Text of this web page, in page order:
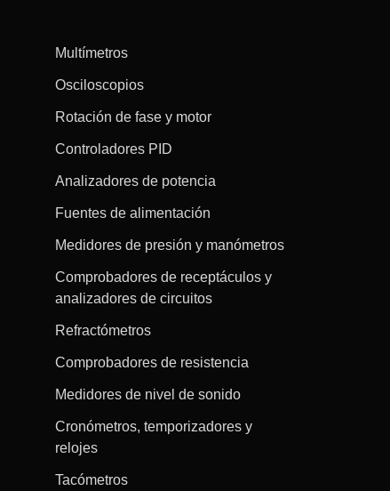
Multímetros
Osciloscopios
Rotación de fase y motor
Controladores PID
Analizadores de potencia
Fuentes de alimentación
Medidores de presión y manómetros
Comprobadores de receptáculos y
analizadores de circuitos
Refractómetros
Comprobadores de resistencia
Medidores de nivel de sonido
Cronómetros, temporizadores y
relojes
Tacómetros